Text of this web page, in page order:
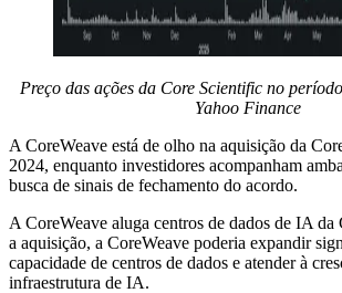
Preço das ações da Core Scientific no
Yahoo Finance
A CoreWeave está de olho na aquisição da
2024, enquanto investidores acompanham
busca de sinais de fechamento do acordo.
A CoreWeave aluga centros de dados de IA
a aquisição, a CoreWeave poderia expandir
capacidade de centros de dados e atender à
infraestrutura de IA.